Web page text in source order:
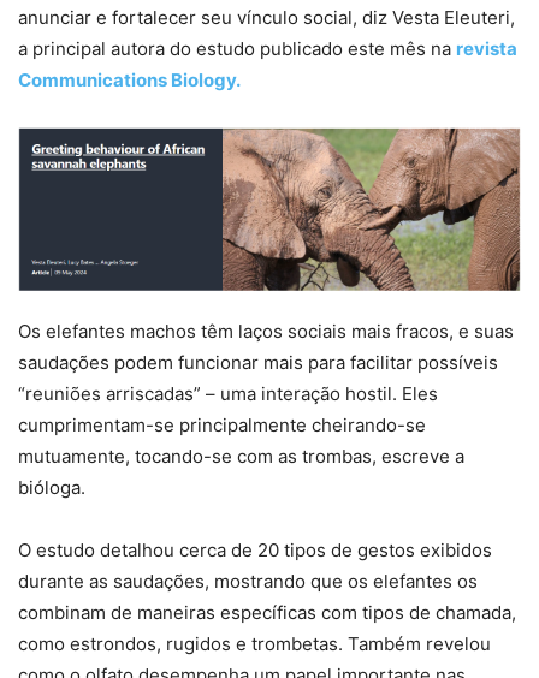
anunciar e fortalecer seu vínculo social, diz Vesta Eleuteri,
a principal autora do estudo publicado este mês na revista
Communications Biology.
Os elefantes machos têm laços sociais mais fracos, e suas
saudações podem funcionar mais para facilitar possíveis
“reuniões arriscadas” – uma interação hostil. Eles
cumprimentam-se principalmente cheirando-se
mutuamente, tocando-se com as trombas, escreve a
bióloga.
O estudo detalhou cerca de 20 tipos de gestos exibidos
durante as saudações, mostrando que os elefantes os
combinam de maneiras específicas com tipos de chamada,
como estrondos, rugidos e trombetas. Também revelou